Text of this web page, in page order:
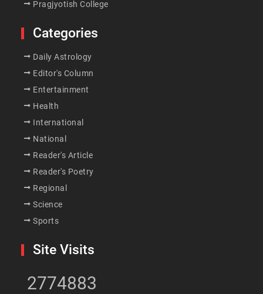
Pragjyotish College
Categories
Daily Astrology
Editor's Column
Entertainment
Health
International
National
Reader's Article
Reader's Poetry
Regional
Science
Sports
Site Visits
2774883